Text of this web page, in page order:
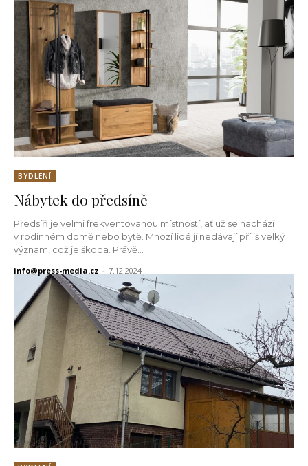
BYDLENÍ
Nábytek do předsíně
Předsíň je velmi frekventovanou místností, ať už se nachází
v rodinném domě nebo bytě. Mnozí lidé jí nedávají příliš velký
význam, což je škoda. Právě...
info@press-media.cz - 7.12.2024